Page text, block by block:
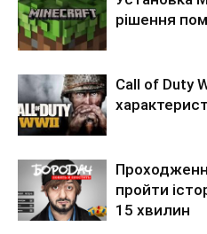
рішення
Call of Duty
пройти
15 хвилин